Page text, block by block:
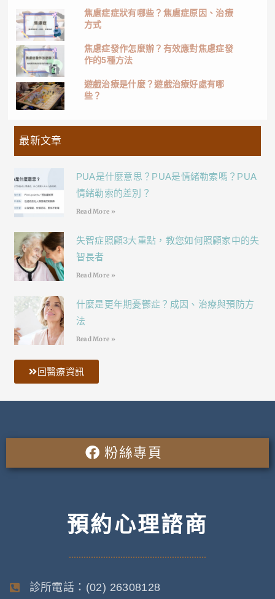
焦慮症症狀有哪些？焦慮症原因、治療
方式
焦慮症發作怎麼辦？有效應對焦慮症發
作的5種方法
遊戲治療是什麼？遊戲治療好處有哪
些？
最新文章
PUA是什麼意思？PUA是情緒勒索嗎？PUA
情緒勒索的差別？
Read More »
失智症照顧3大重點，教您如何照顧家中的失
智長者
Read More »
什麼是更年期憂鬱症？成因、治療與預防方
法
Read More »
回醫療資訊
粉絲專頁
預約心理諮商
診所電話：(02) 26308128